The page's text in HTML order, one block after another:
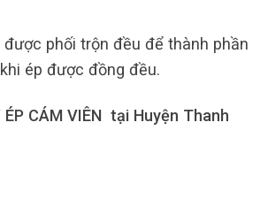
được phối trộn đều để thành phần
ép được đồng đều.
ÉP CÁM VIÊN tại Huyện Thanh